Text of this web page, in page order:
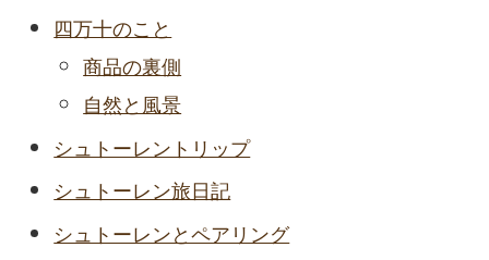
四万十のこと
商品の裏側
自然と風景
シュトーレントリップ
シュトーレン旅日記
シュトーレンとペアリング